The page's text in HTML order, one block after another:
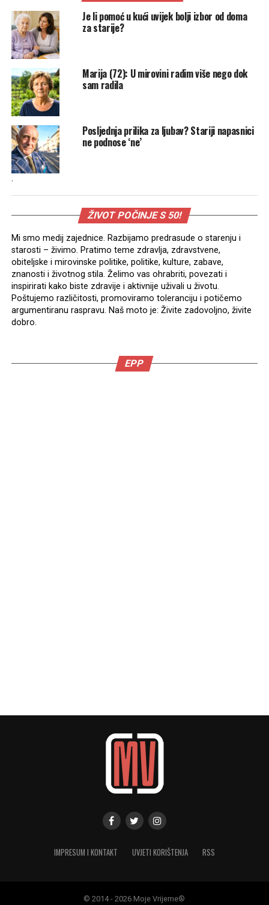
Je li pomoć u kući uvijek bolji izbor od doma
za starije?
Marija (72): U mirovini radim više nego dok
sam radila
Posljednja prilika za ljubav? Stariji napasnici
ne podnose ‘ne’
.
ŽIVOT POČINJE S 50!
Mi smo medij zajednice. Razbijamo predrasude o starenju i
starosti – živimo. Pratimo teme zdravlja, zdravstvene,
obiteljske i mirovinske politike, politike, kulture, zabave,
znanosti i životnog stila. Želimo vas ohrabriti, povezati i
inspirirati kako biste zdravije i aktivnije uživali u životu.
Poštujemo različitosti, promoviramo toleranciju i potičemo
argumentiranu raspravu. Naš moto je: Živite zadovoljno, živite
dobro.
EPP
IMPRESUM I KONTAKT UVJETI KORIŠTENJA RSS
© 2014 - 2026 Moje Vrijeme®